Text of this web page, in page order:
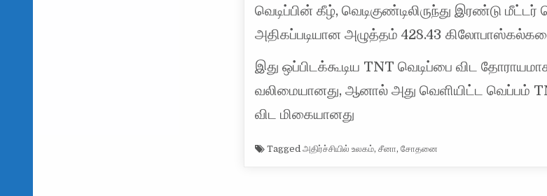
வெடிப்பின் கீழ், வெடிகுண்டிலிருந்து இரண்டு
அதிகப்படியான அழுத்தம் 428.43
இது ஒப்பிடக்கூடிய TNT வெடிப்பை விட
வலிமையானது, ஆனால் அது வெளியிட்ட வெப்பம்
விட மிகையானது
Taggedஅதிர்ச்சியில் உலகம்,சீனா,சோதனை